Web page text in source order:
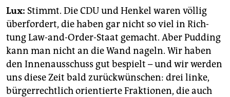
Lux: Stimmt. Die CDU und Hen­kel waren völ­lig
über­for­dert, die haben gar nicht so viel in Rich­
tung Law-and-Or­der-Staat ge­macht. Aber Pud­ding
kann man nicht an die Wand na­geln. Wir haben
den In­nen­aus­schuss gut be­spielt – und wir wer­den
uns diese Zeit bald zu­rück­wün­schen: drei linke,
bür­ger­recht­lich ori­en­tier­te Frak­tio­nen, die auch